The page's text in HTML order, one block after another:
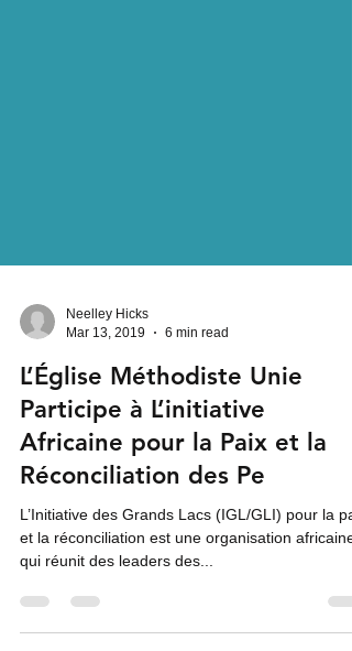
Mar 13, 2019
6 min read
L’Église Méthodiste Unie
Participe à L’initiative
Africaine pour la Paix et la
Réconciliation des Pe
L’Initiative des Grands Lacs (IGL/GLI) pour la
qui réunit des leaders des...